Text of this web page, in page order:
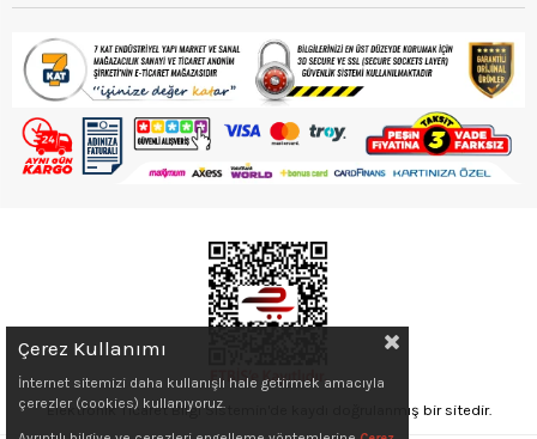
Elektronik Ticaret Bilgi Sistemin'de kaydı doğrulanmış bir sitedir.
Çerez Kullanımı
İnternet sitemizi daha kullanışlı hale getirmek amacıyla
çerezler (cookies) kullanıyoruz.